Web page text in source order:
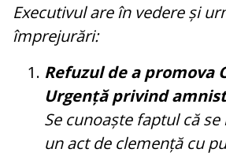
Executivul are în vedere și
împrejurări:
Refuzul de a promova
Urgență privind
Se cunoaște faptul că
un act de clemență cu